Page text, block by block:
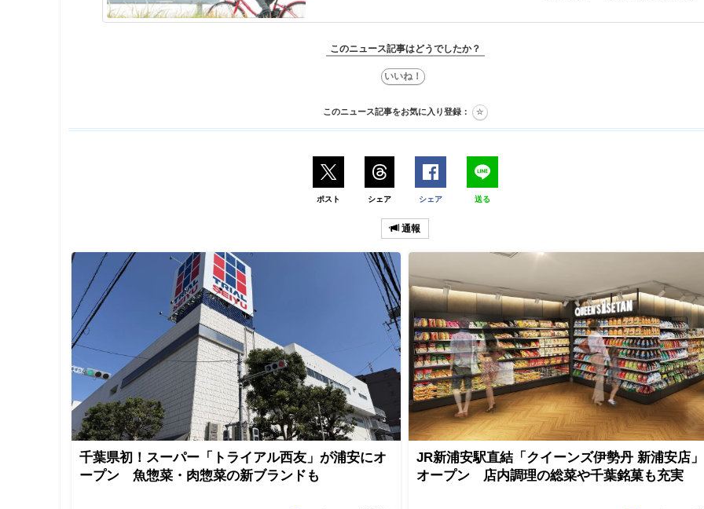
このニュース記事はどうでしたか？
このニュース記事をお気に入り登録：
ポスト シェア シェア 送る
通報
千葉県初！スーパー「トライアル西友」が浦安にオ
ープン 魚惣菜・肉惣菜の新ブランドも
JR新浦安駅直結「クイーンズ伊勢丹 新浦安店
オープン 店内調理の総菜や千葉銘菓も充実